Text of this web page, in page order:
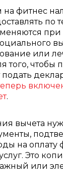
на фитнес
по
при
или
того, чтобы
.
вычета
на оплату
Это
или